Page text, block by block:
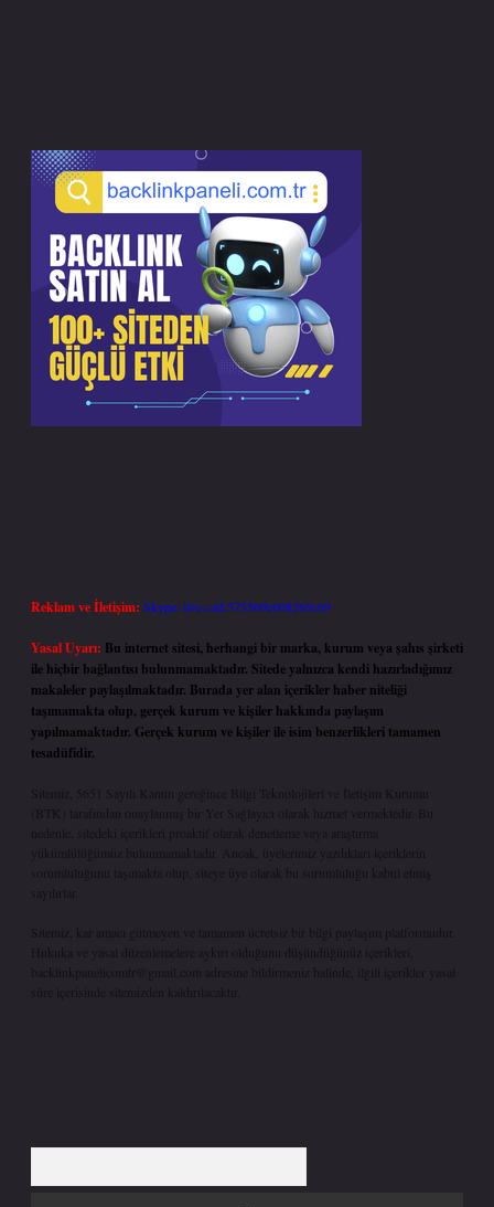
Reklam ve İletişim: Skype: live:.cid.575569c608265c69
Yasal Uyarı: Bu internet sitesi, herhangi bir marka, kurum veya şahıs şirketi
ile hiçbir bağlantısı bulunmamaktadır. Sitede yalnızca kendi hazırladığımız
makaleler paylaşılmaktadır. Burada yer alan içerikler haber niteliği
taşımamakta olup, gerçek kurum ve kişiler hakkında paylaşım
yapılmamaktadır. Gerçek kurum ve kişiler ile isim benzerlikleri tamamen
tesadüfidir.
Sitemiz, 5651 Sayılı Kanun gereğince Bilgi Teknolojileri ve İletişim Kurumu
(BTK) tarafından onaylanmış bir Yer Sağlayıcı olarak hizmet vermektedir. Bu
nedenle, sitedeki içerikleri proaktif olarak denetleme veya araştırma
yükümlülüğümüz bulunmamaktadır. Ancak, üyelerimiz yazdıkları içeriklerin
sorumluluğunu taşımakta olup, siteye üye olarak bu sorumluluğu kabul etmiş
sayılırlar.
Sitemiz, kar amacı gütmeyen ve tamamen ücretsiz bir bilgi paylaşım platformudur.
Hukuka ve yasal düzenlemelere aykırı olduğunu düşündüğünüz içerikleri,
backlinkpanelicomtr@gmail.com
adresine bildirmeniz halinde, ilgili içerikler yasal
süre içerisinde sitemizden kaldırılacaktır.